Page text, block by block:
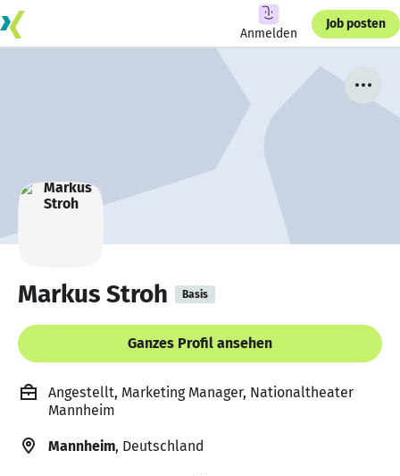
Anmelden
Job posten
Markus Stroh Basis
Ganzes Profil ansehen
Angestellt, Marketing Manager, Nationaltheater
Mannheim
Mannheim, Deutschland